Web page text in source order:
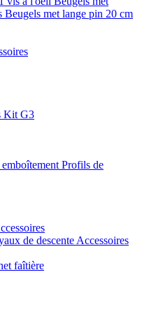
Beugels met lange pin 20 cm
Kit G3
Profils de
de descente Accessoires
faîtière